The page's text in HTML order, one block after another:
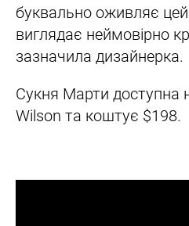
буквально оживляє цей
виглядає неймовірно
зазначила дизайнерка.
Сукня Марти доступна
Wilson та коштує $198.